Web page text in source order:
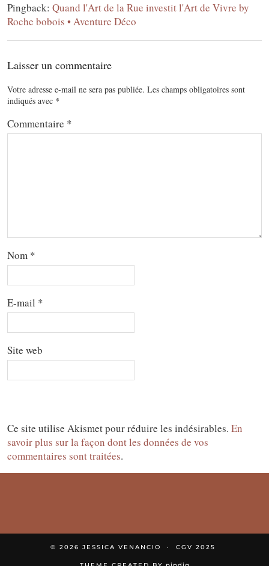
Pingback: Quand l'Art de la Rue investit l'Art de Vivre by
Roche bobois • Aventure Déco
Laisser un commentaire
Votre adresse e-mail ne sera pas publiée. Les champs obligatoires sont
indiqués avec *
Commentaire *
Nom *
E-mail *
Site web
Ce site utilise Akismet pour réduire les indésirables. En
savoir plus sur la façon dont les données de vos
commentaires sont traitées.
© 2026 JESSICA VENANCIO CGV 2025